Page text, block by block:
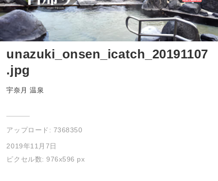
unazuki_onsen_icatch_20191107
.jpg
宇奈月 温泉
アップロード: 7368350
2019年11月7日
ピクセル数: 976x596 px